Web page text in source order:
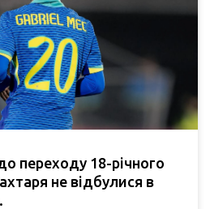
переходу 18-річного
не відбулися в